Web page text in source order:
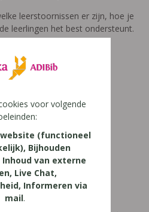
leerstoornissen er zijn, hoe je
leerlingen het best ondersteunt.
voor volgende
(functioneel
Bijhouden
van externe
Live Chat,
Informeren via
mail.